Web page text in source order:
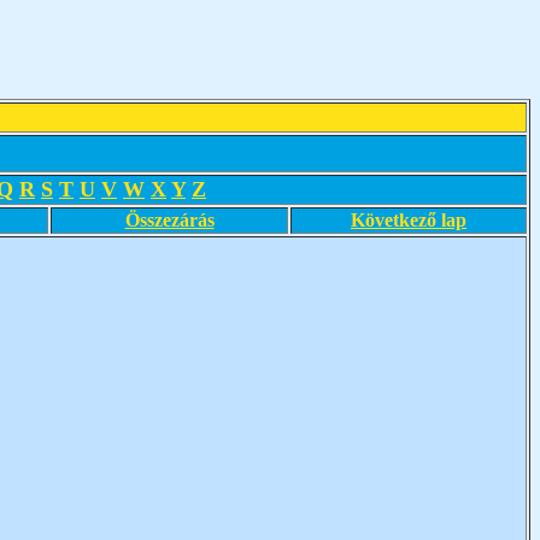
R S T U V W X Y Z
Összezárás Következő lap